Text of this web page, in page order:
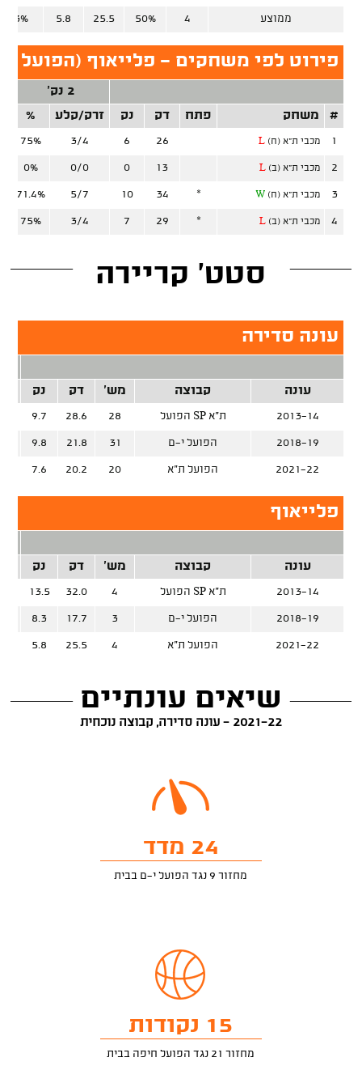
ממוצע 4
50%
25.5
5.8
פירוט לפי משחקים - פלייאוף (הפועל
2 נק'
#
משחק פתח דק נק זרק/קלע %
1 מכבי ת"א (ח) L
26
6
3/4
75%
2 מכבי ת"א (ב) L
13
0
0/0
0%
3 מכבי ת"א (ח) W
*
34
10
5/7
71.4%
4 מכבי ת"א (ב) L
*
29
7
3/4
75%
סטט' קריירה
עונה סדירה
עונה
קבוצה מש' דק נק
2013-14 הפועל SP ת"א 28
28.6
9.7
2018-19 הפועל י-ם 31
21.8
9.8
2021-22 הפועל ת"א 20
20.2
7.6
פלייאוף
עונה
קבוצה מש' דק נק
2013-14 הפועל SP ת"א 4
32.0
13.5
2018-19 הפועל י-ם 3
17.7
8.3
2021-22 הפועל ת"א 4
25.5
5.8
שיאים עונתיים
2021-22 - עונה סדירה, קבוצה נוכחית
24 מדד
מחזור 9 נגד הפועל י-ם בבית
15 נקודות
מחזור 21 נגד הפועל חיפה בבית